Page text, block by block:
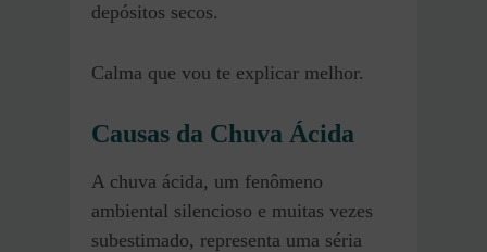
depósitos secos.
Calma que vou te explicar melhor.
Causas da Chuva Ácida
A chuva ácida, um fenômeno
ambiental silencioso e muitas vezes
subestimado, representa uma séria